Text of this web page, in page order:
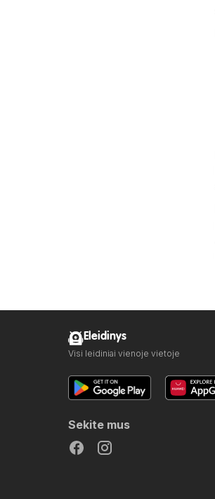
Eleidinys
Visi leidiniai vienoje vietoje
Sekite mus